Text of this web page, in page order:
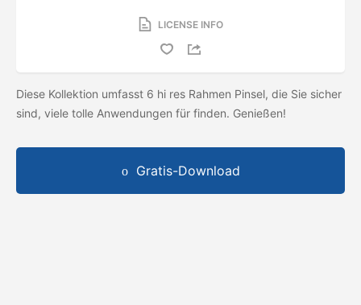
LICENSE INFO
Diese Kollektion umfasst 6 hi res Rahmen Pinsel, die Sie sicher
sind, viele tolle Anwendungen für finden. Genießen!
Gratis-Download